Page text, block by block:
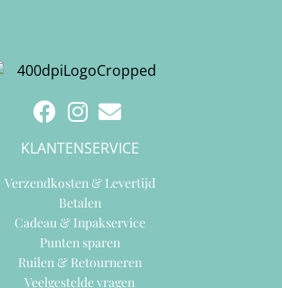
KLANTENSERVICE
Verzendkosten & Levertijd
Betalen
Cadeau & Inpakservice
Punten sparen
Ruilen & Retourneren
Veelgestelde vragen